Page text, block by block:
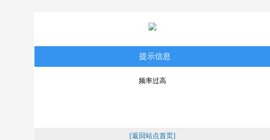
提示信息
频率过高
[返回站点首页]